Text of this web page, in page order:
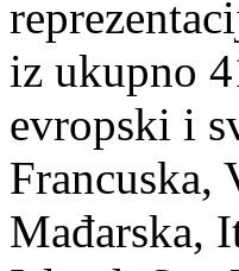
iz ukupno
evropski i
Francuska,
Mađarska,